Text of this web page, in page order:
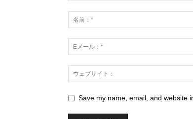
Save my name, email, and website